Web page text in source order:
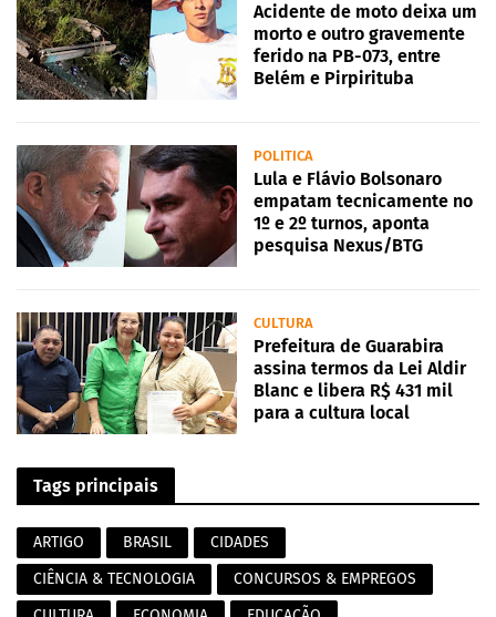
Acidente de moto deixa um
morto e outro gravemente
ferido na PB-073, entre
Belém e Pirpirituba
POLITICA
Lula e Flávio Bolsonaro
empatam tecnicamente no
1º e 2º turnos, aponta
pesquisa Nexus/BTG
CULTURA
Prefeitura de Guarabira
assina termos da Lei Aldir
Blanc e libera R$ 431 mil
para a cultura local
Tags principais
ARTIGO BRASIL
CIDADES
CIÊNCIA & TECNOLOGIA
CONCURSOS & EMPREGOS